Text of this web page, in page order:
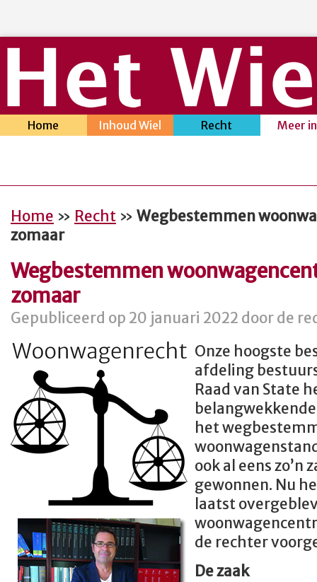
Home Inhoud Wiel Recht Meer
Home » Recht » Wegbestemmen
zomaar
Wegbestemmen
zomaar
Gepubliceerd op 20 januari 2022 door de
Onze hoogste
afdeling
Raad van State
het
ook al eens zo’n
gewonnen. Nu
laatst
de rechter
De zaak